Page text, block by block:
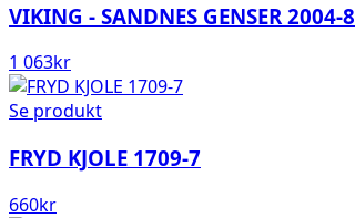
VIKING - SANDNES GENSER 2004-8
1 063kr
Se produkt
FRYD KJOLE 1709-7
660kr